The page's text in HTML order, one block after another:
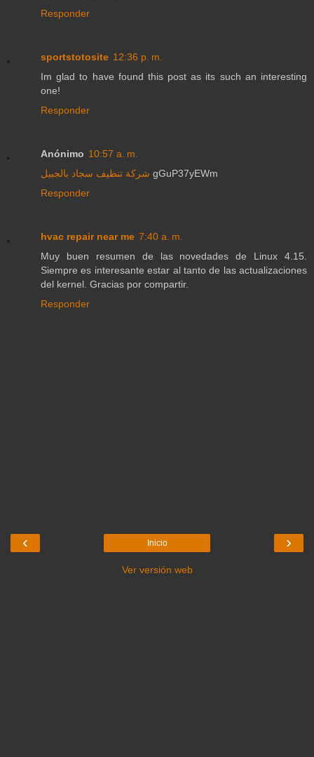
Responder
sportstotosite 12:36 p. m.
Im glad to have found this post as its such an interesting
one!
Responder
Anónimo 10:57 a. m.
شركة تنظيف سجاد بالجبيل gGuP37yEWm
Responder
hvac repair near me 7:40 a. m.
Muy buen resumen de las novedades de Linux 4.15.
Siempre es interesante estar al tanto de las actualizaciones
del kernel. Gracias por compartir.
Responder
‹ ›
Inicio
Ver versión web